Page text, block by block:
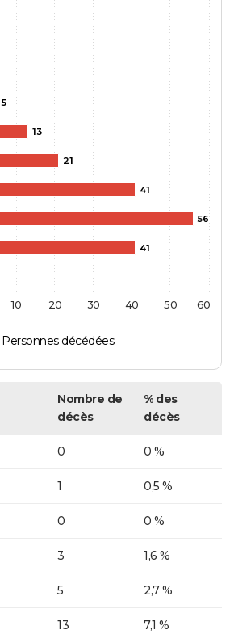
5
13
21
41
56
41
Personnes décédées
10 20 30 40 50 60
Nombre de
décès
% des
décès
0 0 %
1 0,5 %
0 0 %
3 1,6 %
5 2,7 %
13 7,1 %